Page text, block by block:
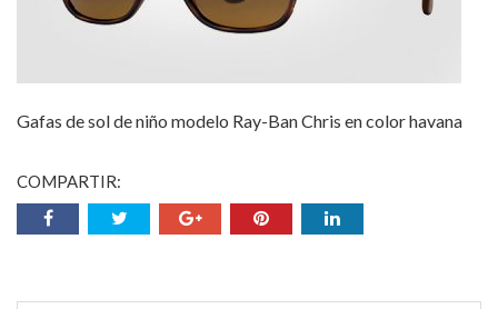
Gafas de sol de niño modelo Ray-Ban Chris en color havana
COMPARTIR: